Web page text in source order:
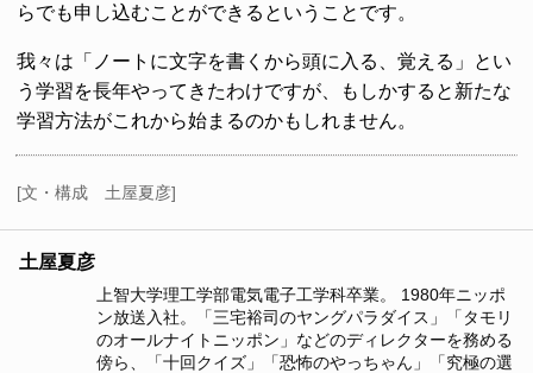
らでも申し込むことができるということです。
我々は「ノートに文字を書くから頭に入る、覚える」とい
う学習を長年やってきたわけですが、もしかすると新たな
学習方法がこれから始まるのかもしれません。
[文・構成 土屋夏彦]
土屋夏彦
上智大学理工学部電気電子工学科卒業。 1980年ニッポ
ン放送入社。「三宅裕司のヤングパラダイス」「タモリ
のオールナイトニッポン」などのディレクターを務める
傍ら、「十回クイズ」「恐怖のやっちゃん」「究極の選